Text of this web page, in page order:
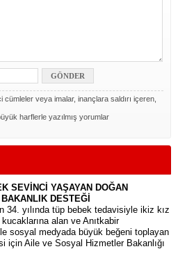
veya imalar, inançlara saldırı içeren,
harflerle yazılmış yorumlar
SEVİNCİ YAŞAYAN DOĞAN
DESTEĞİ
34. yılında tüp bebek tedavisiyle ikiz kız
alan ve Anıtkabir
sosyal medyada büyük beğeni toplayan
için Aile ve Sosyal Hizmetler Bakanlığı